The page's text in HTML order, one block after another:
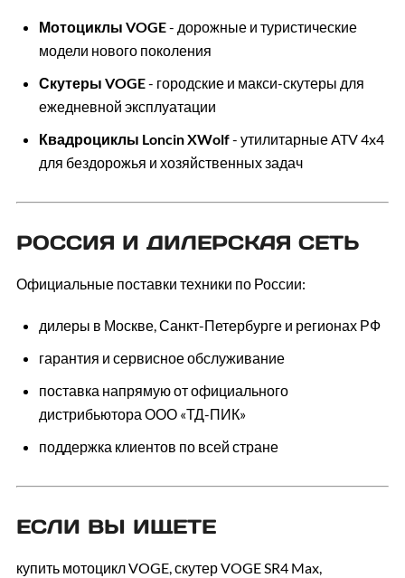
Мотоциклы VOGE- дорожные и туристические
модели нового поколения
Скутеры VOGE- городские и макси-скутеры для
ежедневной эксплуатации
Квадроциклы Loncin XWolf- утилитарные ATV 4x4
для бездорожья и хозяйственных задач
РОССИЯ И ДИЛЕРСКАЯ СЕТЬ
Официальные поставки техники по России:
дилеры в Москве, Санкт-Петербурге и регионах РФ
гарантия и сервисное обслуживание
поставка напрямую от официального
дистрибьютора ООО «ТД-ПИК»
поддержка клиентов по всей стране
ЕСЛИ ВЫ ИЩЕТЕ
купить мотоцикл VOGE, скутер VOGE SR4 Max,